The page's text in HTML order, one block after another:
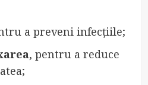
a preveni infecțiile;
, pentru a reduce